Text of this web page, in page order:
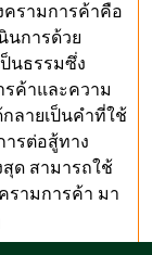
ครามการค้าคือ
นการด้วย
นธรรมซึ่ง
ค้าและความ
ลายเป็นคำที่ใช้
ารต่อสู้ทาง
ด สามารถใช้
รามการค้า มา